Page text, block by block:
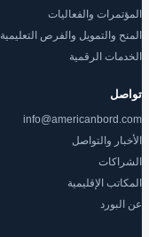
المؤتمرات والفعاليات
المنح والتمويل والفرص التعليمية
الخدمات الرقمية
تواصل
info@americanbord.com
الأخبار والتواصل
الشراكات
المكاتب الإقليمية
عن البورد